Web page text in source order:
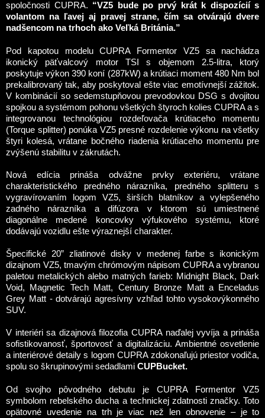
spoločnosti CUPRA. “VZ5 bude po prvý krát k dispozícií s
volantom na ľavej aj pravej strane, čím sa otvárajú dvere
nadšencom na trhoch ako Veľká Británia.”
Pod kapotou modelu CUPRA Formentor VZ5 sa nachádza
ikonický päťvalcový motor TSI s objemom 2.5-litra, ktorý
poskytuje výkon 390 koní (287kW) a krútiaci moment 480 Nm bol
prekalibrovaný tak, aby poskytoval ešte viac emotívnejší zážitok.
V kombinácií so sedemstupňovou prevodovkou DSG s dvojitou
spojkou a systémom pohonu všetkých štyroch kolies CUPRA a s
integrovanou technológiou rozdeľovača krútiaceho momentu
(Torque splitter) ponúka VZ5 presné rozdelenie výkonu na všetky
štyri kolesá, vrátane bočného riadenia krútiaceho momentu pre
zvýšenú stabilitu v zákrutách.
Nová edícia prináša odvážne prvky exteriéru, vrátane
charakteristického predného nárazníka, predného splitteru s
vygravírovaním logom VZ5, širších blatníkov a vylepšeného
zadného nárazníka a difúzora v ktorom sú umiestnené
diagonálne medené koncovky výfukového systému, ktoré
dodávajú vozidlu ešte výraznejší charakter.
Špecifické 20” zliatinové disky v medenej farbe s ikonickým
dizajnom VZ5, tmavým chrómovým nápisom CUPRA a vybranou
paletou metalických alebo matných farieb: Midnight Black, Dark
Void, Magnetic Tech Matt, Century Bronze Matt a Enceladus
Grey Matt - dotvárajú agresívny vzhľad tohto vysokovýkonného
SUV.
V interiéri sa dizajnová filozofia CUPRA naďalej vyvíja a prináša
sofistikovanosť, športovosť a digitalizáciu. Ambientné osvetlenie
a interiérové detaily s logom CUPRA zdokonaľujú priestor vodiča,
spolu so škrupinovými sedadlami CUPBucket.
Od svojho pôvodného debutu je CUPRA Formentor VZ5
symbolom rebelského ducha a technickej zdatnosti značky. Toto
opätovné uvedenie na trh je viac než len obnovenie – je to